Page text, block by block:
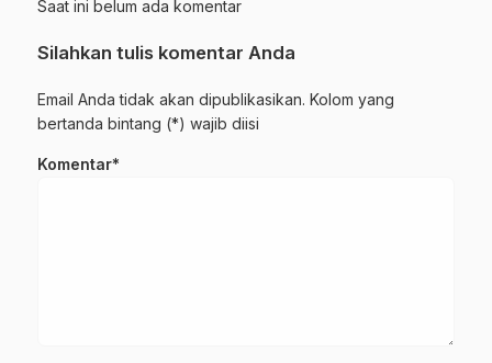
Saat ini belum ada komentar
Silahkan tulis komentar Anda
Email Anda tidak akan dipublikasikan. Kolom yang
bertanda bintang (*) wajib diisi
Komentar*